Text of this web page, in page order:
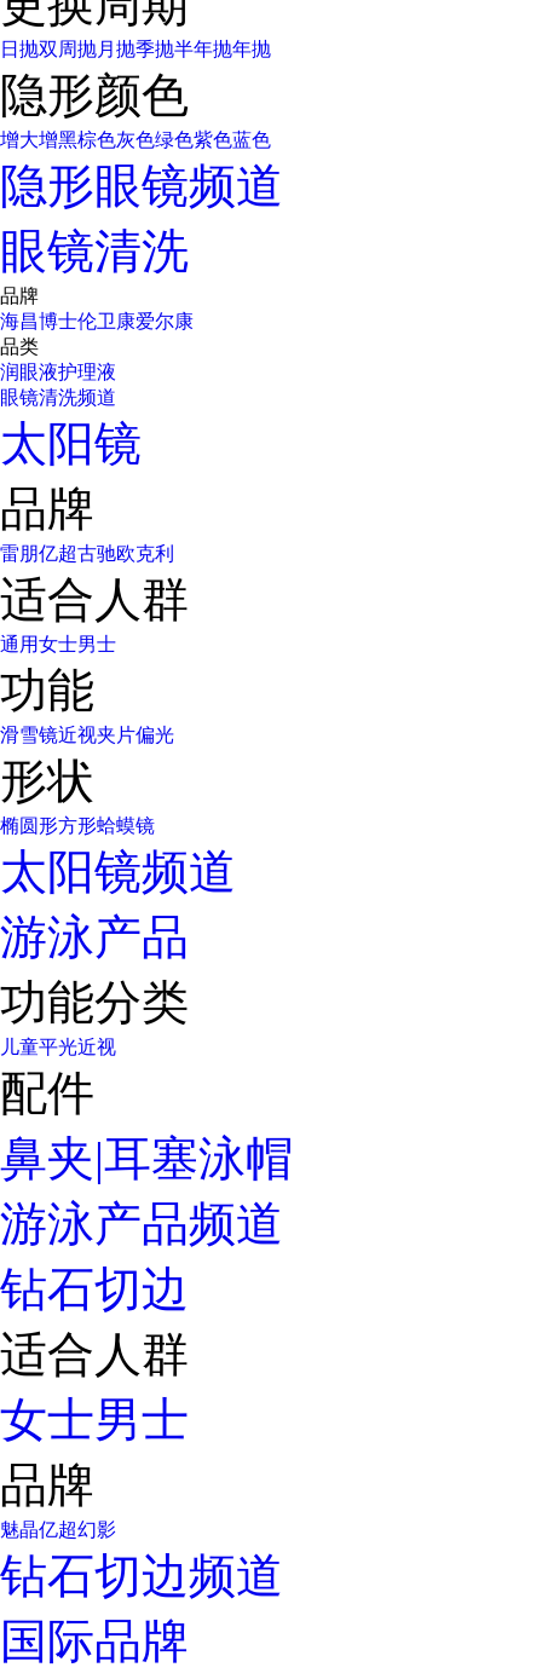
日抛双周抛月抛季抛半年抛年抛
隐形颜色
增大增黑棕色灰色绿色紫色蓝色
隐形眼镜频道
眼镜清洗
品牌
海昌博士伦卫康爱尔康
品类
润眼液护理液
眼镜清洗频道
太阳镜
品牌
雷朋亿超古驰欧克利
适合人群
通用女士男士
功能
滑雪镜近视夹片偏光
形状
椭圆形方形蛤蟆镜
太阳镜频道
游泳产品
功能分类
儿童平光近视
配件
鼻夹|耳塞泳帽
游泳产品频道
钻石切边
适合人群
女士男士
品牌
魅晶亿超幻影
钻石切边频道
国际品牌